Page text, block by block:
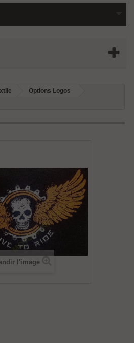
Options Logos
l'image